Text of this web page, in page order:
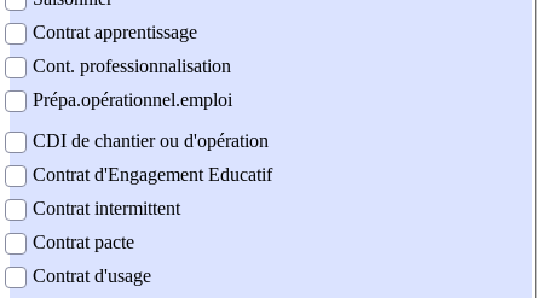
Contrat apprentissage
Cont. professionnalisation
Prépa.opérationnel.emploi
CDI de chantier ou d'opération
Contrat d'Engagement Educatif
Contrat intermittent
Contrat pacte
Contrat d'usage